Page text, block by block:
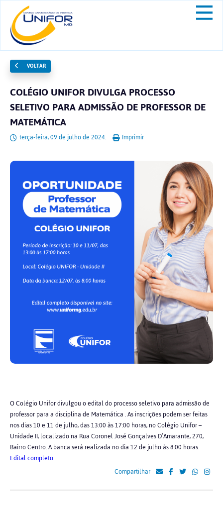
VOLTAR
COLÉGIO UNIFOR DIVULGA PROCESSO
SELETIVO PARA ADMISSÃO DE PROFESSOR DE
MATEMÁTICA
terça-feira, 09 de julho de 2024. Imprimir
O Colégio Unifor divulgou o edital do processo seletivo para admissão de
professor para a disciplina de Matemática . As inscrições podem ser feitas
nos dias 10 e 11 de julho, das 13:00 às 17:00 horas, no Colégio Unifor –
Unidade II, localizado na Rua Coronel José Gonçalves D’Amarante, 270,
Bairro Centro. A banca será realizada no dia 12 de julho às 8:00 horas.
Edital completo
Compartilhar